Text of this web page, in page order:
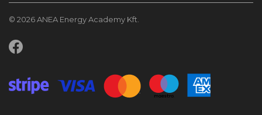
© 2026 ANEA Energy Academy Kft.